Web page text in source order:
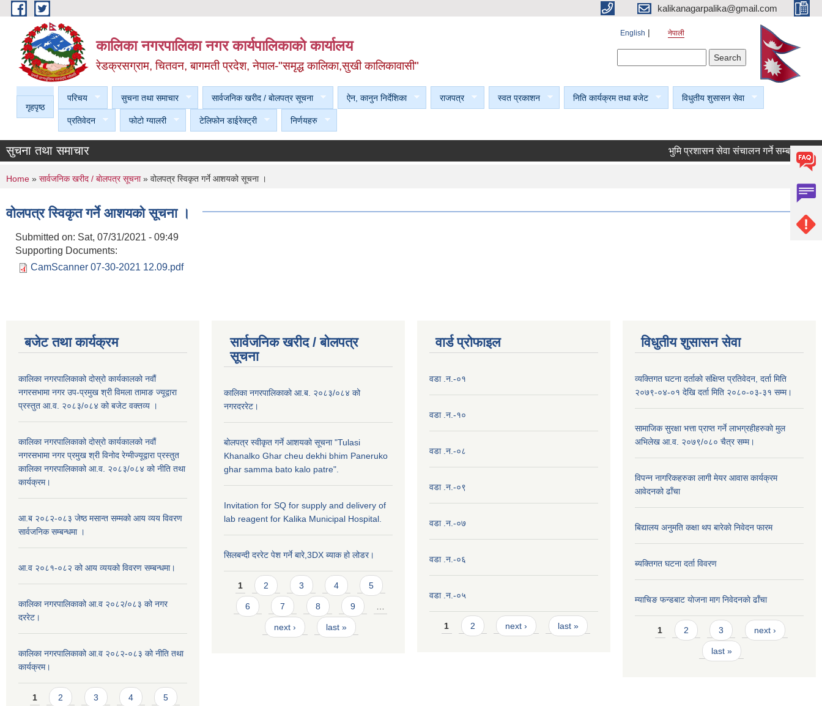
Skip to main content kalikanagarpalika@gmail.com
कालिका नगरपालिका नगर कार्यपालिकाकाे कार्यालय
रेडक्रसग्राम, चितवन, बागमती प्रदेश, नेपाल-"समृद्ध कालिका,सुखी कालिकावासी"
English नेपाली
गृहपृष्ठ
परिचय सुचना तथा समाचार सार्वजनिक खरीद / बाेलपत्र सूचना ऐन, कानुन निर्देशिका राजपत्र स्वत प्रकाशन निति कार्यक्रम तथा बजेट विधुतीय शुसासन सेवा
प्रतिवेदन फोटो ग्यालरी टेलिफोन डाईरेक्ट्री निर्णयहरु
सुचना तथा समाचार भुमि प्रशासन सेवा संचालन गर्ने सम्बन्धी सूचना।
You are here
Home » सार्वजनिक खरीद / बाेलपत्र सूचना» वोलपत्र स्विकृत गर्ने आशयको सूचना ।
वोलपत्र स्विकृत गर्ने आशयको सूचना ।
Submitted on: Sat, 07/31/2021 - 09:49
Supporting Documents:
CamScanner 07-30-2021 12.09.pdf
बजेट तथा कार्यक्रम
कालिका नगरपालिकाको दोस्रो कार्यकालको नवौं
नगरसभामा नगर उप-प्रमुख श्री विमला तामाङ ज्यूद्वारा
प्रस्तुत आ.व. २०८३/०८४ को बजेट वक्तव्य ।
कालिका नगरपालिकाको दोस्रो कार्यकालको नवौं
नगरसभामा नगर प्रमुख श्री विनोद रेग्मीज्यूद्वारा प्रस्तुत
कालिका नगरपालिकाको आ.व. २०८३/०८४ को नीति तथा
कार्यक्रम।
आ.ब २०८२-०८३ जेष्ठ मसान्त सम्मको आय व्यय विवरण
सार्वजनिक सम्बन्धमा ।
आ.व २०८१-०८२ को आय व्ययको विवरण सम्बन्धमा।
कालिका नगरपालिकाको आ.व २०८२/०८३ को नगर
दररेट।
कालिका नगरपालिकाको आ.व २०८२-०८३ को नीति तथा
कार्यक्रम।
Pages
1 2 3 4 5
सार्वजनिक खरीद / बाेलपत्र
सूचना
कालिका नगरपालिकाको आ.ब. २०८३/०८४ को
नगरदररेट।
बोलपत्र स्वीकृत गर्ने आशयको सूचना "Tulasi
Khanalko Ghar cheu dekhi bhim Paneruko
ghar samma bato kalo patre".
Invitation for SQ for supply and delivery of
lab reagent for Kalika Municipal Hospital.
सिलबन्दी दररेट पेश गर्ने बारे,3DX ब्याक हो लोडर।
Pages
1 2 3 4 5
6 7 8 9
next › last »
वार्ड प्राेफाइल
वडा .न.-०१
वडा .न.-१०
वडा .न.-०८
वडा .न.-०९
वडा .न.-०७
वडा .न.-०६
वडा .न.-०५
Pages
1 2 next › last »
विधुतीय शुसासन सेवा
व्यक्तिगत घटना दर्ताको संक्षिप्त प्रतिवेदन, दर्ता मिति
२०७९-०४-०१ देखि दर्ता मिति २०८०-०३-३१ सम्म।
सामाजिक सुरक्षा भत्ता प्राप्त गर्ने लाभग्रहीहरुको मुल
अभिलेख आ.व. २०७९/०८० चैत्र सम्म।
विपन्न नागरिकहरुका लागी मेयर आवास कार्यक्रम
आवेदनको ढाँचा
बिद्यालय अनुमति कक्षा थप बारेकाे निवेदन फारम
ब्यक्तिगत घटना दर्ता विवरण
म्याचिङ फन्डबाट याेजना माग निवेदनकाे ढाँचा
Pages
1 2 3 next ›
last »